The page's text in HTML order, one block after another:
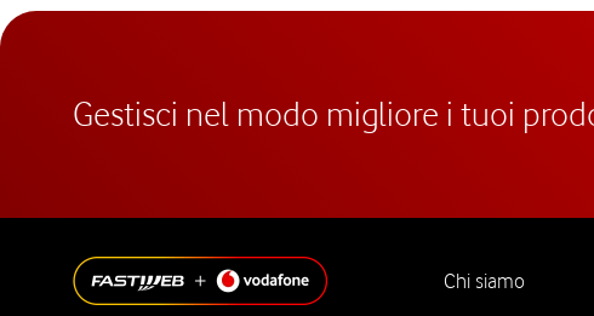
Gestisci nel modo migliore i tuoi
Chi siamo